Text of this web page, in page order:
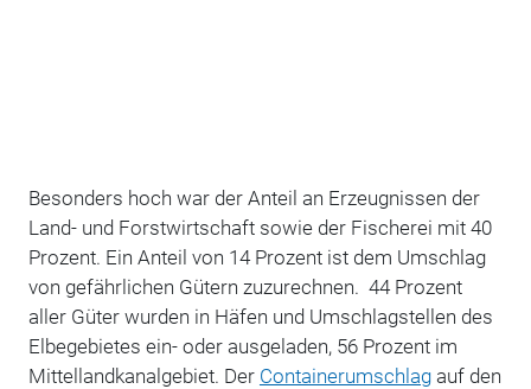
Besonders hoch war der Anteil an Erzeugnissen der
Land- und Forstwirtschaft sowie der Fischerei mit 40
Prozent. Ein Anteil von 14 Prozent ist dem Umschlag
von gefährlichen Gütern zuzurechnen. 44 Prozent
aller Güter wurden in Häfen und Umschlagstellen des
Elbegebietes ein- oder ausgeladen, 56 Prozent im
Mittellandkanalgebiet. Der Containerumschlagauf den